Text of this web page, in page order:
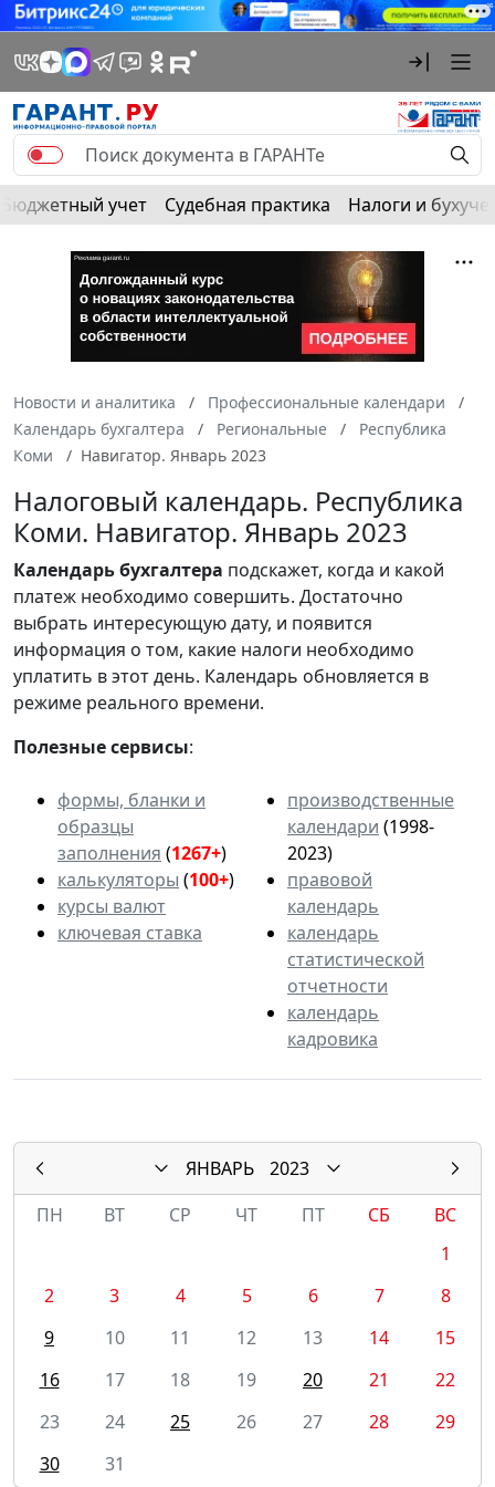
Бюджетный учет Судебная практика Налоги и
Новости и аналитика
Профессиональные календари
Календарь бухгалтера
Региональные
Республика
Коми
Навигатор. Январь 2023
Налоговый календарь. Республика
Коми. Навигатор. Январь 2023
Календарьбухгалтера подскажет, когда и какой
платеж необходимо совершить. Достаточно
выбрать интересующую дату, и появится
информация о том, какие налоги необходимо
уплатить в этот день. Календарь обновляется в
режиме реального времени.
Полезные сервисы:
формы, бланки и
образцы
заполнения (1267+)
калькуляторы (100+)
курсы валют
ключевая ставка
производственные
календари (1998-
2023)
правовой
календарь
календарь
статистической
отчетности
календарь
кадровика
ЯНВАРЬ
2023
ПН
ВТ СР ЧТ ПТ СБ
ВС
1
2
3 4 5 6 7
8
9
10 11 12 13 14
15
16
17 18 19 20 21
22
23
24 25 26 27 28
29
30
31